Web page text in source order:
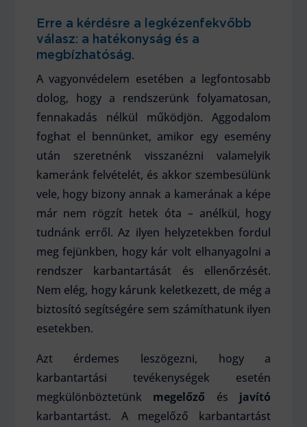
Erre a kérdésre a legkézenfekvőbb
válasz: a hatékonyság és a
megbízhatóság.
A vagyonvédelem esetében a legfontosabb
dolog, hogy a rendszerünk folyamatosan,
fennakadás nélkül működjön. Aggodalom
foghat el bennünket, amikor egy esemény
után szeretnénk visszanézni valamelyik
kameránk felvételét, és akkor szembesülünk
vele, hogy bizony annak a kamerának a képe
már nem rögzít hetek óta – anélkül, hogy
tudnánk erről. Az ilyen helyzetekben fordul
meg fejünkben, hogy kár volt elhanyagolni a
rendszer karbantartását és ellenőrzését.
Nem elég, hogy kárunk keletkezett, de még a
biztosító segítségére sem számíthatunk ilyen
esetekben.
Azt érdemes leszögezni, hogy a
karbantartási tevékenységek esetén
megkülönböztetünk megelőző és javító
karbantartást. A megelőző karbantartást